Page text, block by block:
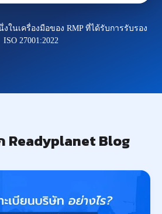
นึ่งในเครื่องมือของ RMP ที่ได้รับการรับรอง
ISO 27001:2022
Readyplanet Blog